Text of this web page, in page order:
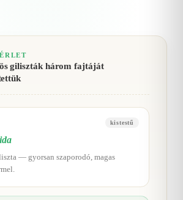
giliszták három fajtáját
kistestű
— gyorsan szaporodó, magas